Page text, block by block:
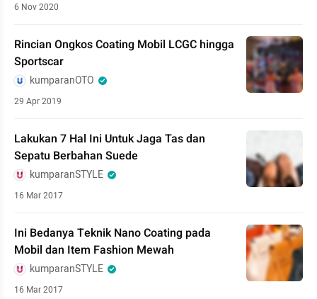
6 Nov 2020
Rincian Ongkos Coating Mobil LCGC hingga
Sportscar
kumparanOTO
29 Apr 2019
Lakukan 7 Hal Ini Untuk Jaga Tas dan
Sepatu Berbahan Suede
kumparanSTYLE
16 Mar 2017
Ini Bedanya Teknik Nano Coating pada
Mobil dan Item Fashion Mewah
kumparanSTYLE
16 Mar 2017